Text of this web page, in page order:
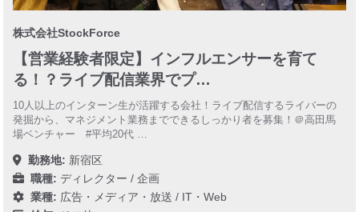
株式会社StockForce
【営業経験者限定】インフルエンサーを育て
る！？ライブ配信業界でプ…
10人以上のインターン生が活躍する会社！ライブ配信するライバーの
発掘から、マネジメント業務までできるしっかり者を募集！＠高田馬
場ベンチャー #平均20代 …
勤務地: 新宿区
職種: ディレクター / 企画
業種: 広告・メディア・放送 / IT・Web